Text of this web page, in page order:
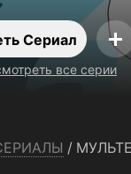
Сериал
все серии
/